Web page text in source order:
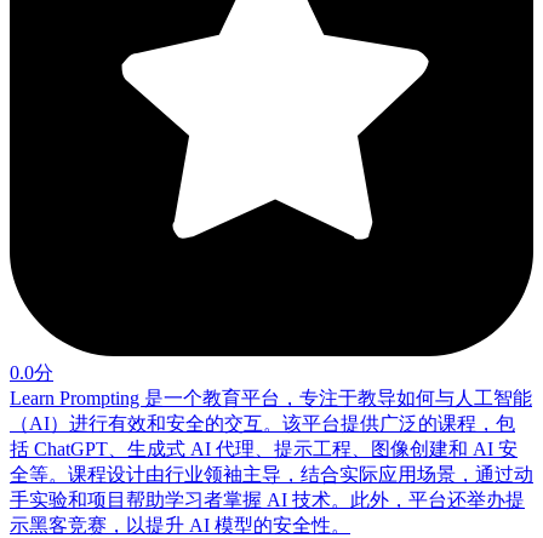
0.0分
Learn Prompting 是一个教育平台，专注于教导如何与人工智能
（AI）进行有效和安全的交互。该平台提供广泛的课程，包
括 ChatGPT、生成式 AI 代理、提示工程、图像创建和 AI 安
全等。课程设计由行业领袖主导，结合实际应用场景，通过动
手实验和项目帮助学习者掌握 AI 技术。此外，平台还举办提
示黑客竞赛，以提升 AI 模型的安全性。